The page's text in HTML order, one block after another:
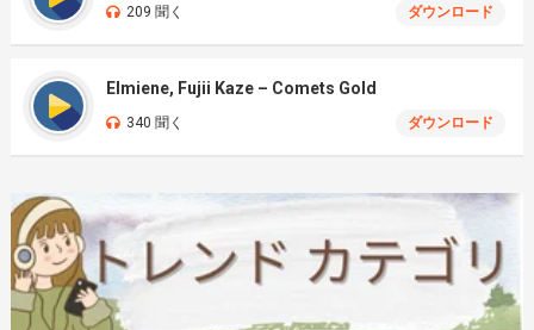
209 聞く ダウンロード
Elmiene, Fujii Kaze – Comets Gold
340 聞く ダウンロード